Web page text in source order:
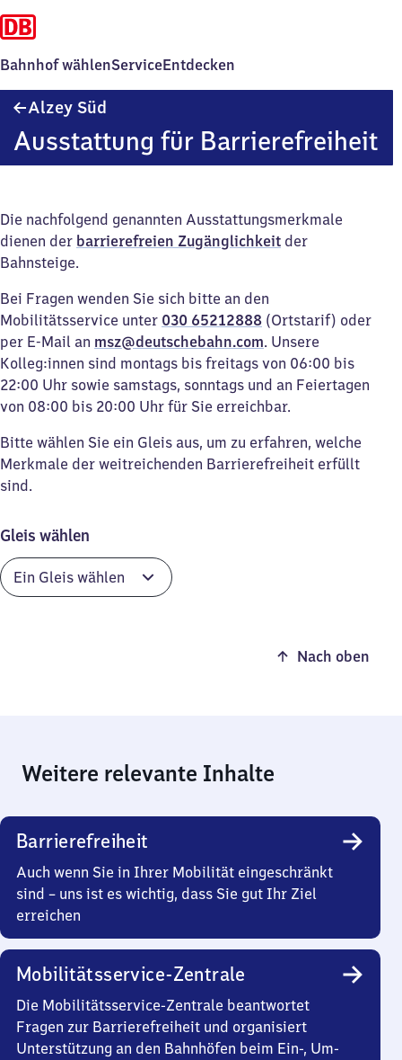
Bahnhof wählenServiceEntdecken
Alzey Süd
Ausstattung für Barrierefreiheit
Die nachfolgend genannten Ausstattungsmerkmale
dienen der barrierefreien Zugänglichkeit der
Bahnsteige.
Bei Fragen wenden Sie sich bitte an den
Mobilitätsservice unter 030 65212888 (Ortstarif) oder
per E-Mail an msz@deutschebahn.com. Unsere
Kolleg:innen sind montags bis freitags von 06:00 bis
22:00 Uhr sowie samstags, sonntags und an Feiertagen
von 08:00 bis 20:00 Uhr für Sie erreichbar.
Bitte wählen Sie ein Gleis aus, um zu erfahren, welche
Merkmale der weitreichenden Barrierefreiheit erfüllt
sind.
Gleis wählen
Nach oben
Weitere relevante Inhalte
Barrierefreiheit
Auch wenn Sie in Ihrer Mobilität eingeschränkt
sind – uns ist es wichtig, dass Sie gut Ihr Ziel
erreichen
Mobilitätsservice-Zentrale
Die Mobilitätsservice-Zentrale beantwortet
Fragen zur Barrierefreiheit und organisiert
Unterstützung an den Bahnhöfen beim Ein-, Um-